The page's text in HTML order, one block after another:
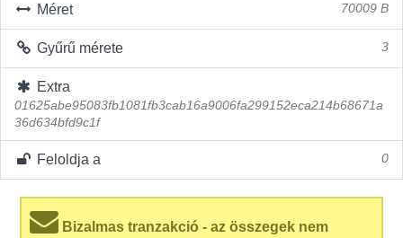
Méret 70009 B
Gyűrű mérete 3
Extra
01625abe95083fb1081fb3cab16a9006fa299152eca214b68671a
36d634bfd9c1f
Feloldja a 0
Bizalmas tranzakció - az összegek nem